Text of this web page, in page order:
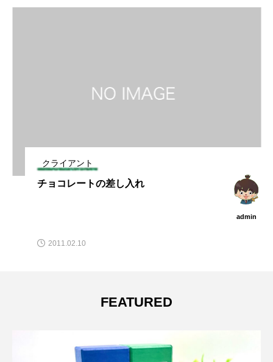
クライアント
チョコレートの差し入れ
admin
2011.02.10
FEATURED